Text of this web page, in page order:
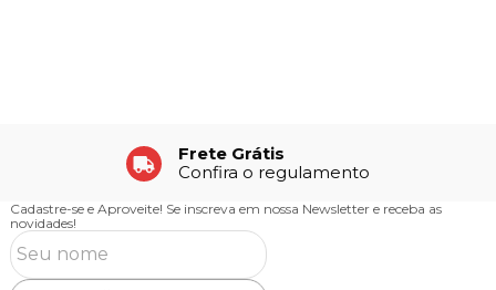
Frete Grátis
Confira o regulamento
Cadastre-se e Aproveite! Se inscreva em nossa Newsletter e receba as
novidades!